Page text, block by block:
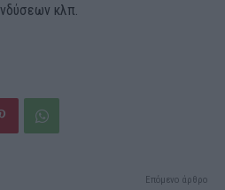
κλπ.
Επόμενο άρθρο